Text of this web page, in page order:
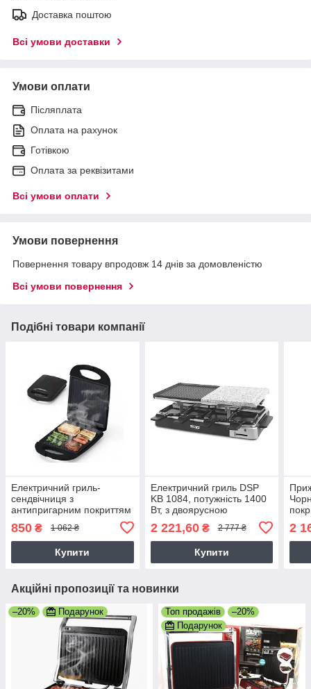
Доставка поштою
Всі умови доставки
Умови оплати
Післяплата
Оплата на рахунок
Готівкою
Оплата за реквізитами
Всі умови оплати
Умови повернення
Повернення товару впродовж 14 днів за домовленістю
Всі умови повернення
Подібні товари компанії
Електричний гриль-
сендвічниця з
антипригарним покриттям
58036
850 ₴ 1 062 ₴
Купити
Електричний гриль DSP
KB 1084, потужність 1400
Вт, з двоярусною
2 221,60₴ 2 777 ₴
Купити
2
Акційні пропозиції та новинки
–20% Подарунок Топ продажів
–20%
Подарунок